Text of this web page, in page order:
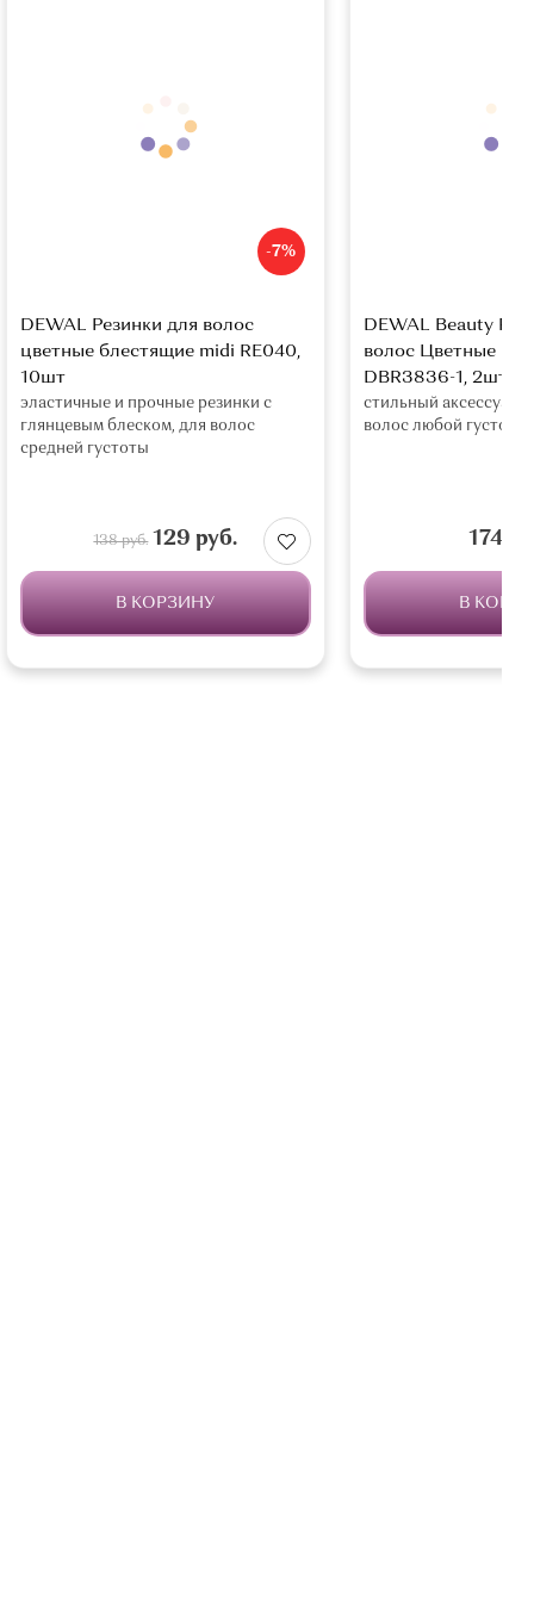
-7%
DEWAL Резинки для волос
цветные блестящие midi RЕ040,
10шт
эластичные и прочные резинки с
глянцевым блеском, для волос
средней густоты
138 руб.129 руб.
В КОРЗИНУ
DEWAL Beauty
волос Цветные
DBR3836-1, 2шт
стильный аксессуар
волос любой густоты
174
В